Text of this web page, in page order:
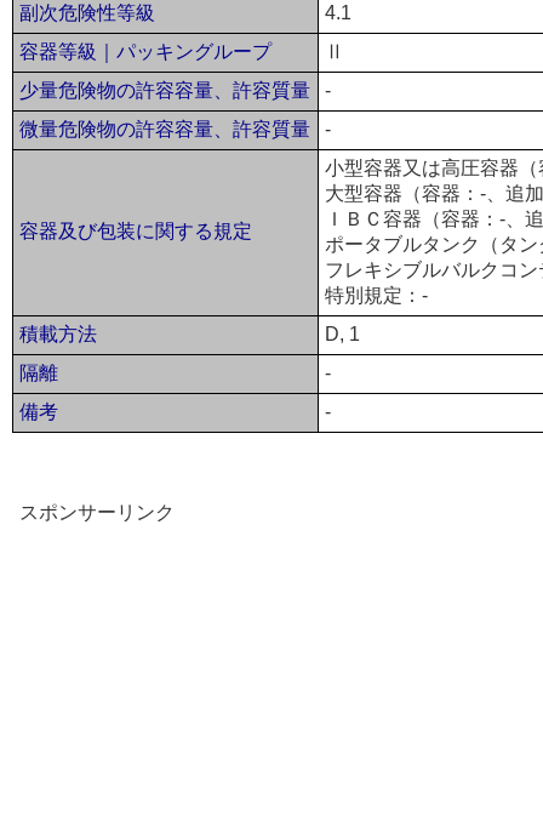
副次危険性等級
4.1
容器等級｜パッキングループ
Ⅱ
少量危険物の許容容量、許容質量
-
微量危険物の許容容量、許容質量
-
容器及び包装に関する規定
小型容器又は高圧容器
大型容器（容器：-、追
ＩＢＣ容器（容器：-、
ポータブルタンク（タ
フレキシブルバルクコン
特別規定：-
積載方法
D, 1
隔離
-
備考
-
スポンサーリンク